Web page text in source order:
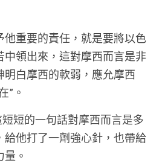
他重要的責任，就是要將以色
中領出來，這對摩西而言是非
明白摩西的軟弱，應允摩西
”。
短短的一句話對摩西而言是多
給他打了一劑強心針，也帶給
。